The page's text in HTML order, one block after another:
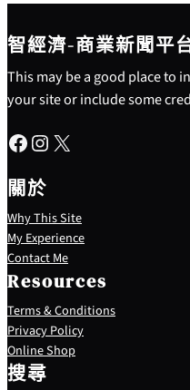
智經濟-商業新聞平
This may be a good place to
your site or include some
Facebook Instagram X
關於
Why This Site
My Experience
Contact Me
Resources
Terms & Conditions
Privacy Policy
Online Shop
搜尋
S
e
a